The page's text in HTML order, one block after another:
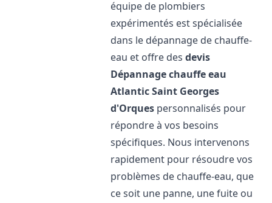
équipe de plombiers
expérimentés est spécialisée
dans le dépannage de chauffe-
eau et offre desdevis
Dépannage chauffe eau
AtlanticSaint Georges
d'Orques personnalisés pour
répondre à vos besoins
spécifiques. Nous intervenons
rapidement pour résoudre vos
problèmes de chauffe-eau, que
ce soit une panne, une fuite ou